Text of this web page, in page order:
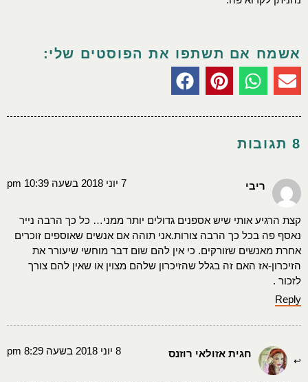
אשמח אם תשתפו את הפוסטים שלי:
8 תגובות
ריבי 7 יוני 2018 בשעה 10:39 pm
קצת הרגיע אותי שיש אספנים גדולים יותר ממני… כל כך הרבה נייר
נאסף פה בכל כך הרבה צורות.אני תוהה אם אנשים שאוספים זוכרים
אחרת מאנשים שזורקים. כי אין להם שום דבר מוחשי שיעורר את
הזיכרון-אז האם זה בגלל שהזיכרון שלהם מצוין או שאין להם צורך
לזכור .
Reply
חגית אזולאי רוזנס 8 יוני 2018 בשעה 8:29 pm